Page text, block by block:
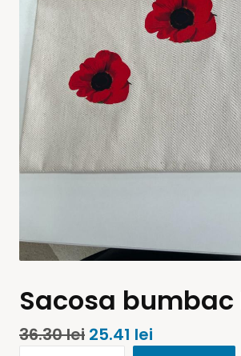
Sacosa bumbac
36.30lei 25.41 lei